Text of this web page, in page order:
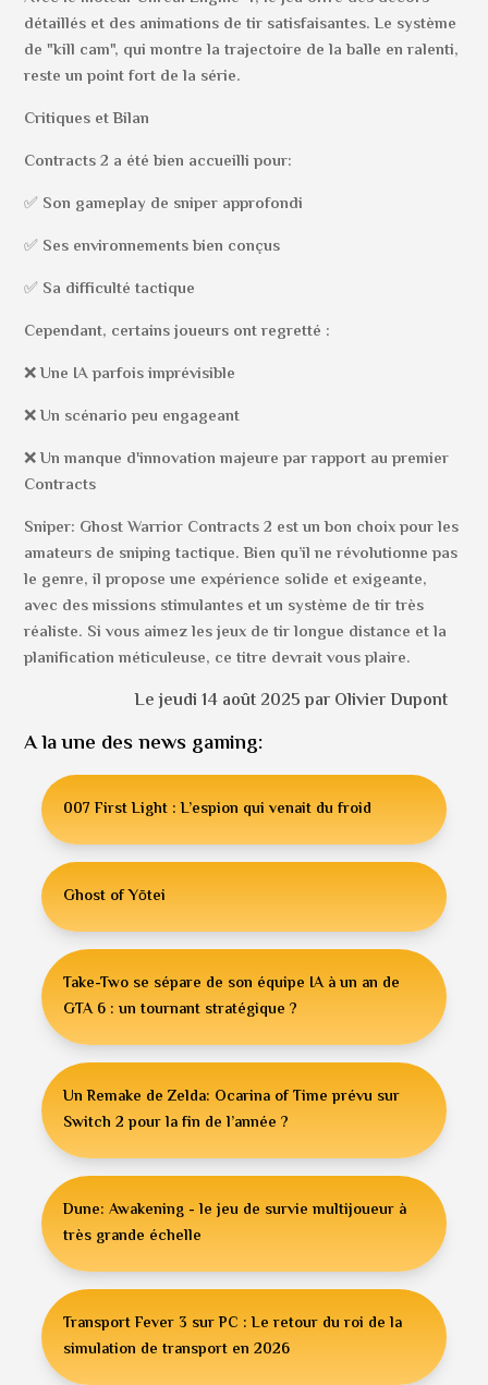
détaillés et des animations de tir satisfaisantes. Le système
de "kill cam", qui montre la trajectoire de la balle en ralenti,
reste un point fort de la série.
Critiques et Bilan
Contracts 2 a été bien accueilli pour:
✅ Son gameplay de sniper approfondi
✅ Ses environnements bien conçus
✅ Sa difficulté tactique
Cependant, certains joueurs ont regretté :
❌ Une IA parfois imprévisible
❌ Un scénario peu engageant
❌ Un manque d'innovation majeure par rapport au premier
Contracts
Sniper: Ghost Warrior Contracts 2 est un bon choix pour les
amateurs de sniping tactique. Bien qu’il ne révolutionne pas
le genre, il propose une expérience solide et exigeante,
avec des missions stimulantes et un système de tir très
réaliste. Si vous aimez les jeux de tir longue distance et la
planification méticuleuse, ce titre devrait vous plaire.
Le jeudi 14 août 2025 par Olivier Dupont
A la une des news gaming:
007 First Light : L’espion qui venait du froid
Ghost of Yōtei
Take-Two se sépare de son équipe IA à un an de
GTA 6 : un tournant stratégique ?
Un Remake de Zelda: Ocarina of Time prévu sur
Switch 2 pour la fin de l’année ?
Dune: Awakening - le jeu de survie multijoueur à
très grande échelle
Transport Fever 3 sur PC : Le retour du roi de la
simulation de transport en 2026